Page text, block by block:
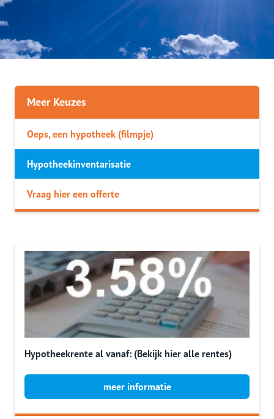
Meer Keuzes
Oeps, een hypotheek (filmpje)
Hypotheekinventarisatie
Vraag hier een offerte
Hypotheekrente al vanaf: (Bekijk hier alle rentes)
meer informatie